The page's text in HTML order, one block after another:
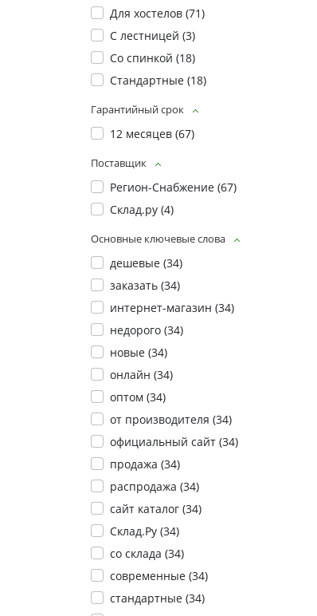
Для хостелов (71)
С лестницей (3)
Со спинкой (18)
Стандартные (18)
Гарантийный срок
12 месяцев (67)
Поставщик
Регион-Снабжение (67)
Склад.ру (4)
Основные ключевые слова
дешевые (34)
заказать (34)
интернет-магазин (34)
недорого (34)
новые (34)
онлайн (34)
оптом (34)
от производителя (34)
официальный сайт (34)
продажа (34)
распродажа (34)
сайт каталог (34)
Склад.Ру (34)
со склада (34)
современные (34)
стандартные (34)